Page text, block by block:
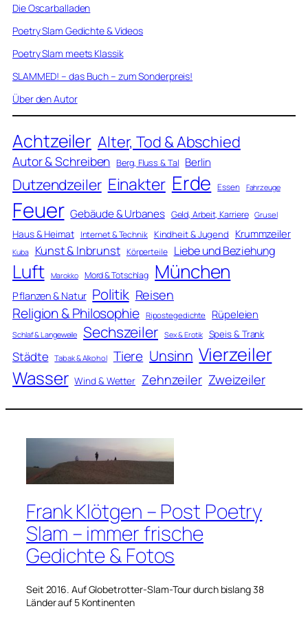
Die Oscarballaden
Poetry Slam Gedichte & Videos
Poetry Slam meets Klassik
SLAMMED! – das Buch – zum Sonderpreis!
Über den Autor
Achtzeiler Alter, Tod & Abschied
Autor & Schreiben Berg, Fluss & Tal Berlin
Dutzendzeiler Einakter Erde Essen Fahrzeuge
Feuer Gebäude & Urbanes Geld, Arbeit, Karriere Grusel
Haus & Heimat Internet & Technik Kindheit & Jugend Krummzeiler
Kuba Kunst & Inbrunst Körperteile Liebe und Beziehung
Luft Marokko Mord & Totschlag München
Pflanzen & Natur Politik Reisen
Religion & Philosophie Ripostegedichte Rüpeleien
Schlaf & Langeweile Sechszeiler Sex & Erotik Speis & Trank
Städte Tabak & Alkohol Tiere Unsinn Vierzeiler
Wasser Wind & Wetter Zehnzeiler Zweizeiler
Frank Klötgen – Post Poetry
Slam – immer frische
Gedichte & Fotos
Seit 2016. Auf Globetrotter-Slam-Tour durch bislang 38
Länder auf 5 Kontinenten